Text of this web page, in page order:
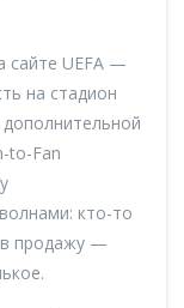
сайте UEFA —
на стадион
to-Fan
кто-то
в продажу —